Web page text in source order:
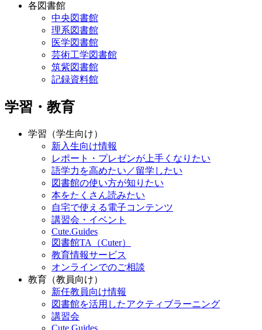
各図書館
中央図書館
理系図書館
医学図書館
芸術工学図書館
筑紫図書館
記録資料館
学習・教育
学習（学生向け）
新入生向け情報
レポート・プレゼンが上手くなりたい
語学力を高めたい／留学したい
図書館の使い方が知りたい
本をたくさん読みたい
自宅で使える電子コンテンツ
講習会・イベント
Cute.Guides
図書館TA（Cuter）
教育情報サービス
オンラインでのご相談
教育（教員向け）
新任教員向け情報
図書館を活用したアクティブラーニング
講習会
Cute.Guides